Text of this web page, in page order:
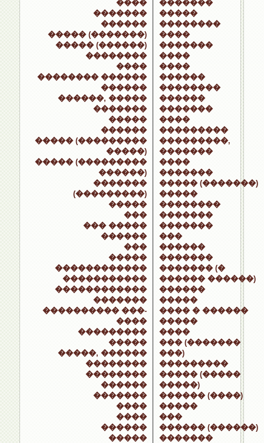
����
�������
������
����� (�������)
����� (������)
��������
����
�������� ������
������
������, �����
�������
�����
������
����� (���������
�����)
����� (���������
������)
�������
(���������)
�����
���
��� �����
������
���
�����
������������
�����������
������������
�������
���������� ���-
����
���������
�����
�����, ������
��������
��������
������
�������
����
����
������
�����
�������
�����
��������
����
�������
����
����
������
��������
������
�������
����
���������
���������,
�������
����
�������
����� (�������)
�����
��������
�������
�������
���
������
�������
������� (�
������ ������)
������
�����
���� � ������
�����
����
��� (�������
���)
���������
����� (�����
�����)
������ (����)
�����
���
������ (������)
�������